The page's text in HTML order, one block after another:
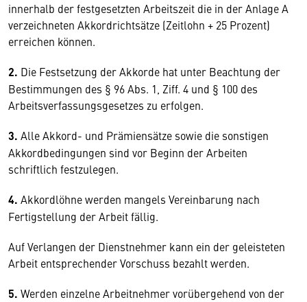
innerhalb der festgesetzten Arbeitszeit die in der Anlage A
verzeichneten Akkordrichtsätze (Zeitlohn + 25 Prozent)
erreichen können.
2. Die Festsetzung der Akkorde hat unter Beachtung der
Bestimmungen des § 96 Abs. 1, Ziff. 4 und § 100 des
Arbeitsverfassungsgesetzes zu erfolgen.
3. Alle Akkord- und Prämiensätze sowie die sonstigen
Akkordbedingungen sind vor Beginn der Arbeiten
schriftlich festzulegen.
4. Akkordlöhne werden mangels Vereinbarung nach
Fertigstellung der Arbeit fällig.
Auf Verlangen der Dienstnehmer kann ein der geleisteten
Arbeit entsprechender Vorschuss bezahlt werden.
5. Werden einzelne Arbeitnehmer vorübergehend von der